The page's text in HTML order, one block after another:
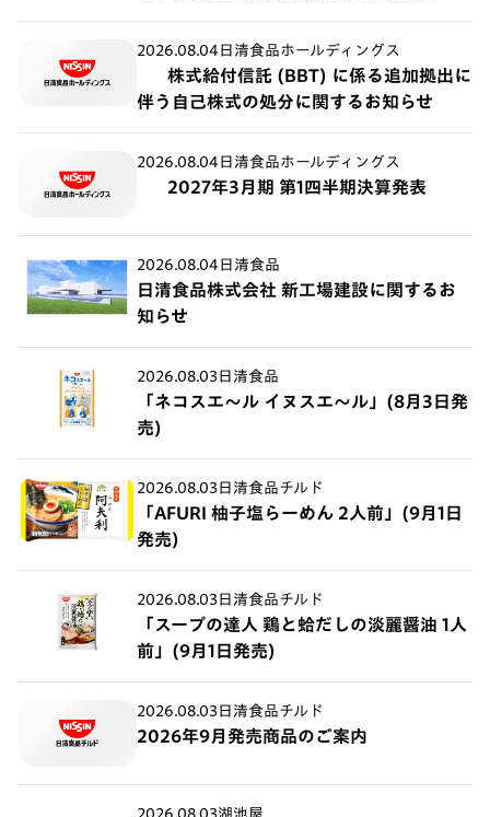
2026.08.04 日清食品ホールディングス
株式給付信託 (BBT) に係る追加拠出に
伴う自己株式の処分に関するお知らせ
2026.08.04 日清食品ホールディングス
2027年3月期 第1四半期決算発表
2026.08.04 日清食品
日清食品株式会社 新工場建設に関するお
知らせ
2026.08.03 日清食品
「ネコスエ～ル イヌスエ～ル」(8月3日発
売)
2026.08.03 日清食品チルド
「AFURI 柚子塩らーめん 2人前」(9月1日
発売)
2026.08.03 日清食品チルド
「スープの達人 鶏と蛤だしの淡麗醤油 1人
前」(9月1日発売)
2026.08.03 日清食品チルド
2026年9月発売商品のご案内
2026.08.03湖池屋